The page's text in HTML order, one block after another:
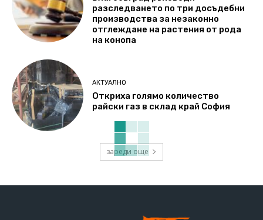
разследването по три досъдебни
производства за незаконно
отглеждане на растения от рода
на конопа
АКТУАЛНО
Откриха голямо количество
райски газ в склад край София
зареди още